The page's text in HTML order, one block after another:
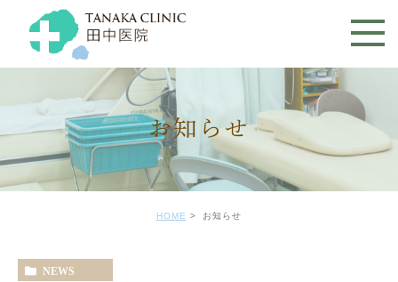
お知らせ
HOME お知らせ
NEWS